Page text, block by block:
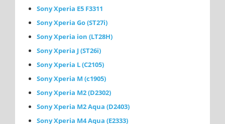
Sony Xperia E5 F3311
Sony Xperia Go (ST27i)
Sony Xperia ion (LT28H)
Sony Xperia J (ST26i)
Sony Xperia L (C2105)
Sony Xperia M (с1905)
Sony Xperia M2 (D2302)
Sony Xperia M2 Aqua (D2403)
Sony Xperia M4 Aqua (E2333)